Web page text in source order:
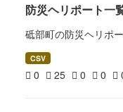
防災ヘリポート一
砥部町の防災ヘリポ
CSV
0 25 0 0